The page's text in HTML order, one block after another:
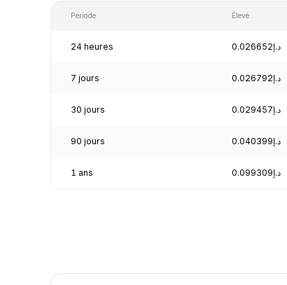
Période Élevé
24 heures د.إ0.026652
7 jours د.إ0.026792
30 jours د.إ0.029457
90 jours د.إ0.040399
1 ans د.إ0.099309